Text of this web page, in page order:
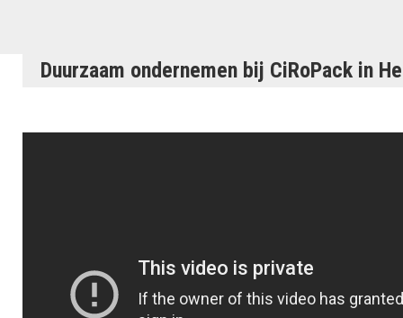
Duurzaam ondernemen bij CiRoPack in